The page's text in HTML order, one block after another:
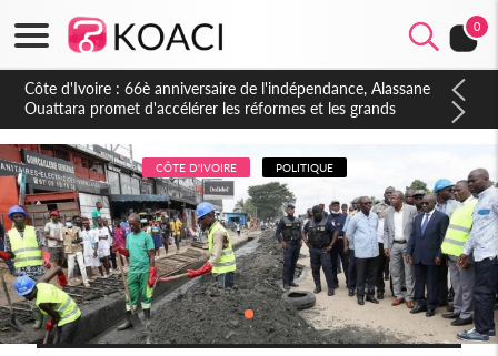
0
Côte d'Ivoire : À Abidjan, Amadou Oury Bah admire le modèle
ivoirien et veut s'en inspirer pour accélérer le développement
de la Guinée
CÔTE D'IVOIRE POLITIQUE